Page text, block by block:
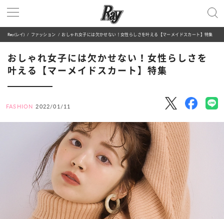
Ray(レイ) ファッション おしゃれ女子には欠かせない！女性らしさを叶える【マーメイドスカート】特集
おしゃれ女子には欠かせない！女性らしさを
叶える【マーメイドスカート】特集
FASHION 2022/01/11